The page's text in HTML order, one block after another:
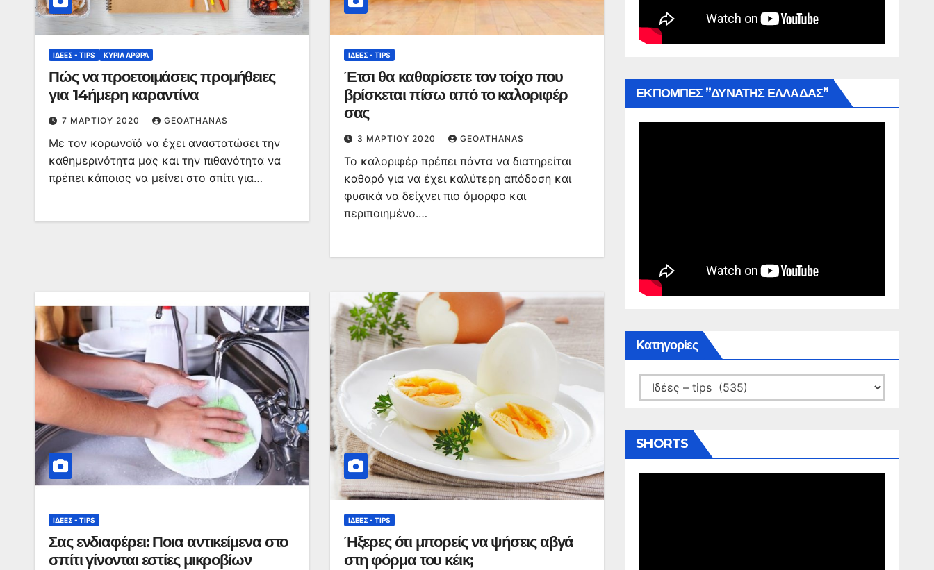
ΙΔΈΕΣ - TIPS ΚΥΡΙΑ ΑΡΘΡΑ
Πώς να προετοιμάσεις προμήθειες
για 14ήμερη καραντίνα
7 ΜΑΡΤΊΟΥ 2020 GEOATHANAS
Με τον κορωνοϊό να έχει αναστατώσει την
καθημερινότητα μας και την πιθανότητα να
πρέπει κάποιος να μείνει στο σπίτι για…
ΙΔΈΕΣ - TIPS
Έτσι θα καθαρίσετε τον τοίχο που
βρίσκεται πίσω από το καλοριφέρ
σας
3 ΜΑΡΤΊΟΥ 2020 GEOATHANAS
Το καλοριφέρ πρέπει πάντα να διατηρείται
καθαρό για να έχει καλύτερη απόδοση και
φυσικά να δείχνει πιο όμορφο και
περιποιημένο.…
ΙΔΈΕΣ - TIPS
Σας ενδιαφέρει: Ποια αντικείμενα στο
σπίτι γίνονται εστίες μικροβίων
ΙΔΈΕΣ - TIPS
Ήξερες ότι μπορείς να ψήσεις αβγά
στη φόρμα του κέικ;
ΕΚΠΟΜΠΕΣ ”ΔΥΝΑΤΗΣ ΕΛΛΑΔΑΣ”
Kατηγορίες
Kατηγορίες
SHORTS